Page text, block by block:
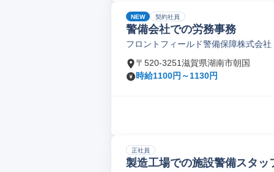
NEW 契約社員
警備会社での労務事務
フロントフィールド警備保障株式会社
〒520-3251滋賀県湖南市朝国
時給1100円～1130円
正社員
製造⼯場での施設警備スタッ